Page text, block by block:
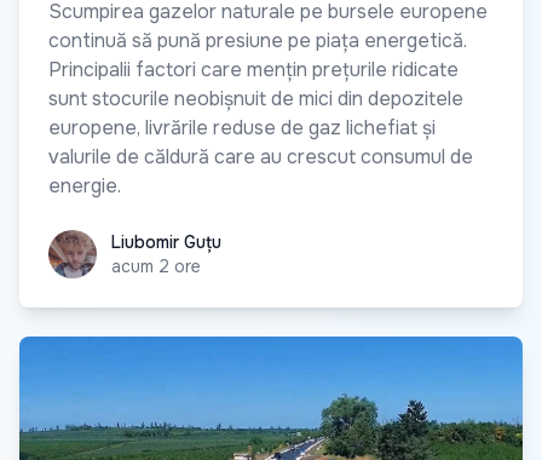
Scumpirea gazelor naturale pe bursele europene
continuă să pună presiune pe piața energetică.
Principalii factori care mențin prețurile ridicate
sunt stocurile neobișnuit de mici din depozitele
europene, livrările reduse de gaz lichefiat și
valurile de căldură care au crescut consumul de
energie.
Liubomir Guțu
Liubomir Guțu
acum 2 ore